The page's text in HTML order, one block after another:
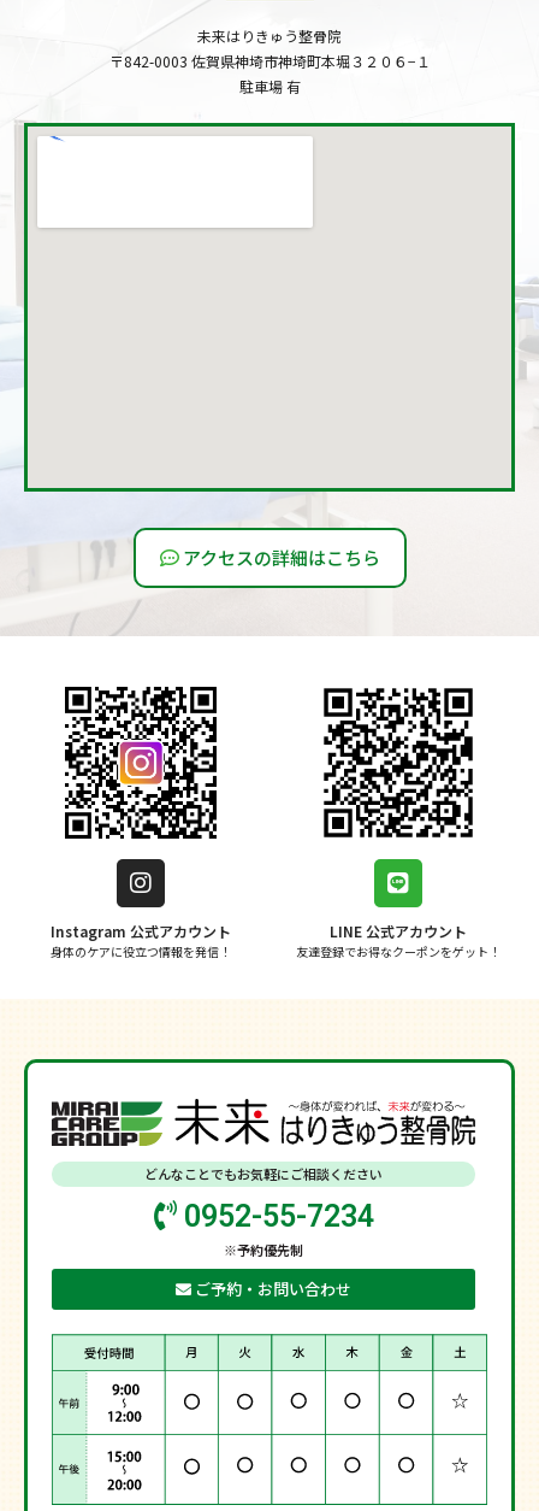
未来はりきゅう整骨院
〒842-0003 佐賀県神埼市神埼町本堀３２０６−１
駐車場 有
アクセスの詳細はこちら
Instagram 公式アカウント
身体のケアに役立つ情報を発信！
LINE 公式アカウント
友達登録でお得なクーポンをゲット！
どんなことでもお気軽にご相談ください
0952-55-7234
※予約優先制
ご予約・お問い合わせ